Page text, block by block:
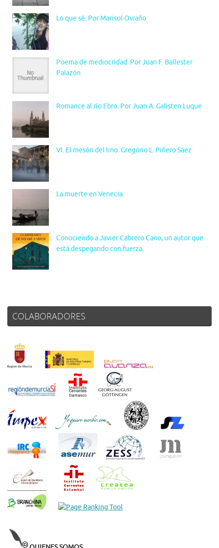
Lo que sé. Por Marisol Oviaño
Poema de mediocridad. Por Juan F. Ballester
Palazón
Romance al río Ebro. Por Juan A. Galisteo Luque
VI. El mesón del lino. Gregorio L. Piñero Sáez
La muerte en Venecia.
Conociendo a Javier Cabrero Cano, un autor que
está despegando con fuerza.
COLABORADORES